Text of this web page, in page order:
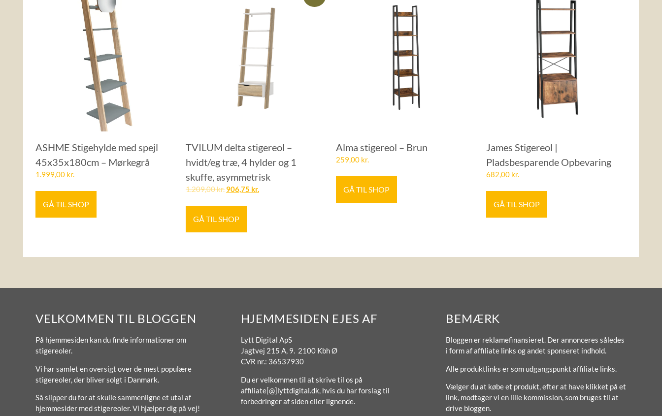
ASHME Stigehylde med spejl
45x35x180cm – Mørkegrå
1.999,00 kr.
GÅ TIL SHOP
TVILUM delta stigereol –
hvidt/eg træ, 4 hylder og 1
skuffe, asymmetrisk
1.209,00kr. 906,75 kr.
GÅ TIL SHOP
Alma stigereol – Brun
259,00 kr.
GÅ TIL SHOP
James Stigereol |
Pladsbesparende Opbevaring
682,00 kr.
GÅ TIL SHOP
VELKOMMEN TIL BLOGGEN
På hjemmesiden kan du finde informationer om
stigereoler.
Vi har samlet en oversigt over de mest populære
stigereoler, der bliver solgt i Danmark.
Så slipper du for at skulle sammenligne et utal af
hjemmesider med stigereoler. Vi hjælper dig på vej!
HJEMMESIDEN EJES AF
Lytt Digital ApS
Jagtvej 215 A, 9. 2100 Kbh Ø
CVR nr.: 36537930
Du er velkommen til at skrive til os på
affiliate[@]lyttdigital.dk, hvis du har forslag til
forbedringer af siden eller lignende.
BEMÆRK
Bloggen er reklamefinansieret. Der annonceres således
i form af affiliate links og andet sponseret indhold.
Alle produktlinks er som udgangspunkt affiliate links.
Vælger du at købe et produkt, efter at have klikket på et
link, modtager vi en lille kommission, som bruges til at
drive bloggen.